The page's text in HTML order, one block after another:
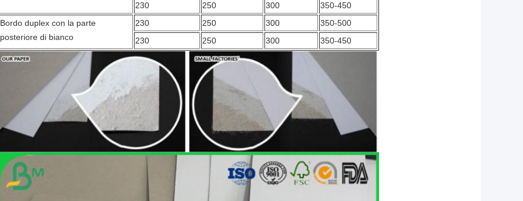
230
250 300
350-450
Bordo duplex con la parte
posteriore di bianco
230 250 300
350-500
230
250 300 350-450